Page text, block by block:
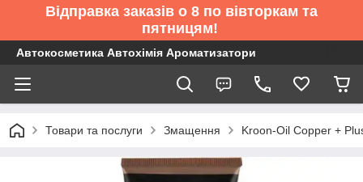
Відправка заказів о 8 по вівторкам та
пятницям!
Автокосметика Автохімія Ароматизатори
Товари та послуги Змащення Kroon-Oil Copper +